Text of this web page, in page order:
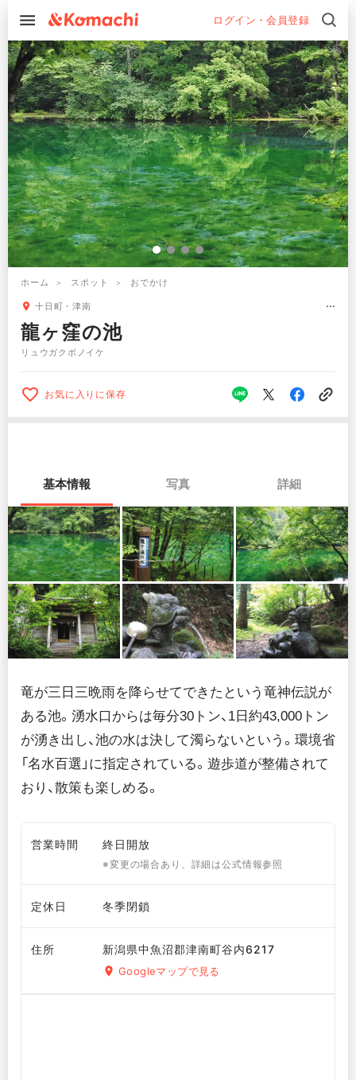
ログイン・会員登録
ホーム スポット おでかけ
十日町・津南
龍ヶ窪の池
リュウガクボノイケ
お気に入りに保存
基本情報 写真 詳細
竜が三日三晩雨を降らせてできたという竜神伝説が
ある池。湧水口からは毎分30トン、1日約43,000トン
が湧き出し、池の水は決して濁らないという。環境省
「名水百選」に指定されている。遊歩道が整備されて
おり、散策も楽しめる。
営業時間 終日開放
※変更の場合あり、詳細は公式情報参照
定休日 冬季閉鎖
住所 新潟県中魚沼郡津南町谷内6217
Googleマップで見る